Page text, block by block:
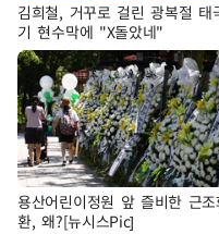
김희철, 거꾸로 걸린 광복절 태
기 현수막에 "X돌았네"
용산어린이정원 앞 즐비한 근
환, 왜?[뉴시스Pic]